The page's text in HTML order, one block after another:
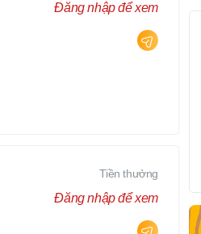
Đăng nhập để xem
Tiền thưởng
Đăng nhập để xem